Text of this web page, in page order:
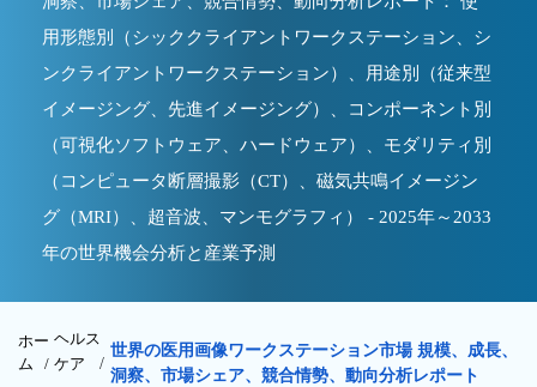
用形態別（シッククライアントワークステーション、シ
ンクライアントワークステーション）、用途別（従来型
イメージング、先進イメージング）、コンポーネント別
（可視化ソフトウェア、ハードウェア）、モダリティ別
（コンピュータ断層撮影（CT）、磁気共鳴イメージン
グ（MRI）、超音波、マンモグラフィ） - 2025年～2033
年の世界機会分析と産業予測
ホー
ム /
ヘルス
ケア /
世界の医用画像ワークステーション市場 規模、成長、
洞察、市場シェア、競合情勢、動向分析レポート